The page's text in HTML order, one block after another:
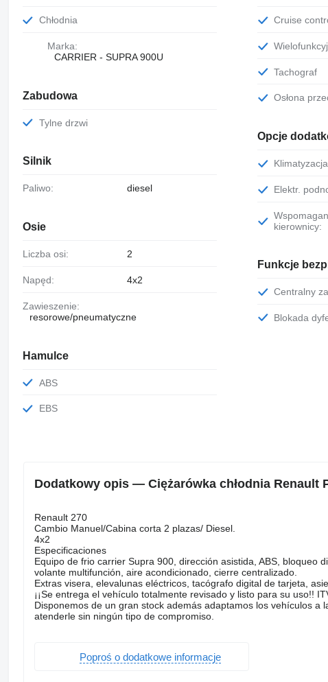
Chłodnia
Marka:
CARRIER - SUPRA 900U
Zabudowa
Tylne drzwi
Silnik
Paliwo: diesel
Osie
Liczba osi: 2
Napęd: 4x2
Zawieszenie:
resorowe/pneumatyczne
Hamulce
ABS
EBS
Cruise
Tachograf
Osłona
Opcje
Klimatyzacja
Elektr.
Wspomaganie
kierownicy:
Funkcje
Centralny
Blokada
Dodatkowy opis — Ciężarówka chłodnia Renault
Renault 270
Cambio Manuel/Cabina corta 2 plazas/ Diesel.
4x2
Especificaciones
Equipo de frio carrier Supra 900, dirección asistida, ABS, bloqueo
volante multifunción, aire acondicionado, cierre centralizado.
Extras visera, elevalunas eléctricos, tacógrafo digital de tarjeta,
¡¡Se entrega el vehículo totalmente revisado y listo para su uso!!
Disponemos de un gran stock además adaptamos los vehículos
atenderle sin ningún tipo de compromiso.
Poproś o dodatkowe informacje